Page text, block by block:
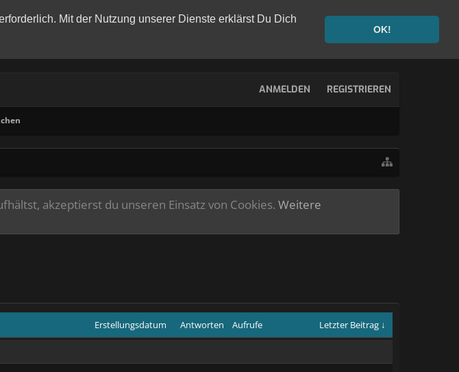
Mit der Nutzung unserer Dienste erklärst Du Dich
OK!
ANMELDEN REGISTRIEREN
akzeptierst du unseren Einsatz von Cookies. Weitere
Erstellungsdatum Antworten Aufrufe Letzter Beitrag ↓